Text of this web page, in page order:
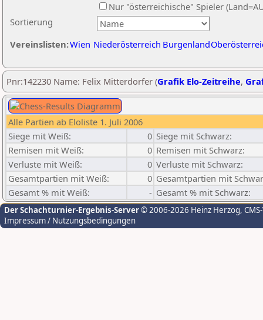
Sortierung
Nur "österreichische" Spieler
Vereinslisten:Wien Niederösterreich Burgenland
Pnr:142230 Name: Felix Mitterdorfer (Grafik Elo-Zeitreihe,
Alle Partien ab Eloliste 1. Juli 2006
Siege mit Weiß:
0 Siege mit Schwarz:
Remisen mit Weiß:
0 Remisen mit Schwarz:
Verluste mit Weiß:
0 Verluste mit Schwarz:
Gesamtpartien mit Weiß:
0 Gesamtpartien mit
Gesamt % mit Weiß:
- Gesamt % mit Schwarz:
Der Schachturnier-Ergebnis-Server© 2006-2026 Heinz Herzog,
Impressum / Nutzungsbedingungen